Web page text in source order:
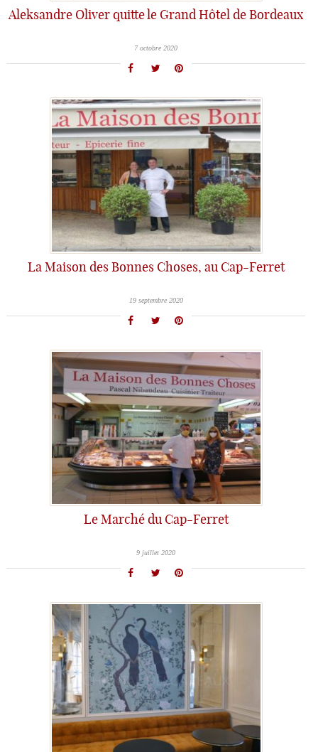
Aleksandre Oliver quitte le Grand Hôtel de Bordeaux
7 octobre 2020
La Maison des Bonnes Choses, au Cap-Ferret
19 septembre 2020
Le Marché du Cap-Ferret
9 juillet 2020